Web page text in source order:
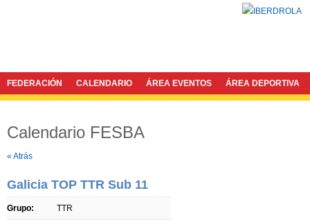
FEDERACIÓN CALENDARIO ÁREA EVENTOS ÁREA DEPORTIVA
Calendario FESBA
« Atrás
Galicia TOP TTR Sub 11
Grupo: TTR